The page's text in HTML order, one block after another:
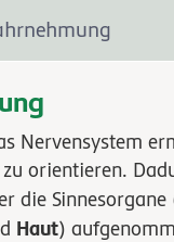
Nervensystem
orientieren.
die Sinnesorgane
Haut)